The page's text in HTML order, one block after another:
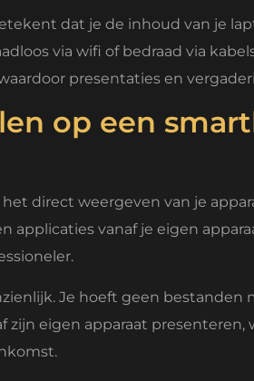
dat je de inhoud van je
via wifi of bedraad via
presentaties en
op een
direct weergeven van je
applicaties vanaf je eigen
Je hoeft geen
zijn eigen apparaat